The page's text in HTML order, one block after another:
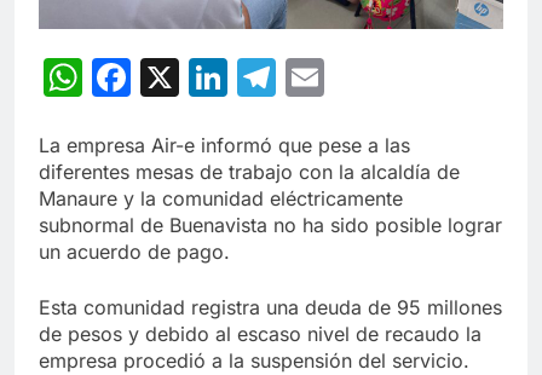
WhatsApp
Facebook
X LinkedIn
Telegram
La empresa Air-e informó que pese a las
diferentes mesas de trabajo con la alcaldía de
Manaure y la comunidad eléctricamente
subnormal de Buenavista no ha sido posible lograr
un acuerdo de pago.
Esta comunidad registra una deuda de 95 millones
de pesos y debido al escaso nivel de recaudo la
empresa procedió a la suspensión del servicio.